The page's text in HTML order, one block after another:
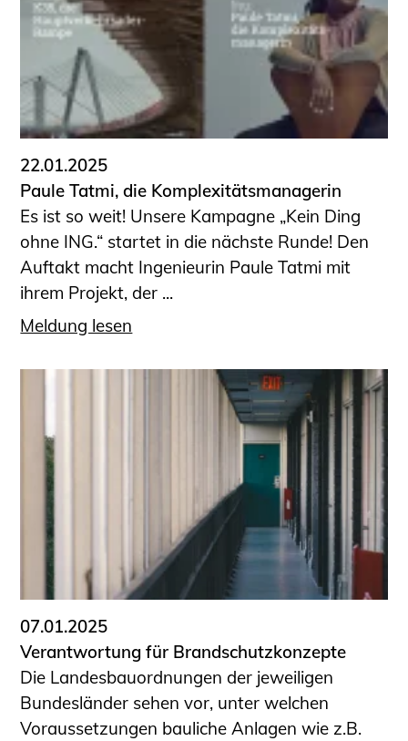
22.01.2025
Paule Tatmi, die Komplexitätsmanagerin
Es ist so weit! Unsere Kampagne „Kein Ding
ohne ING.“ startet in die nächste Runde! Den
Auftakt macht Ingenieurin Paule Tatmi mit
ihrem Projekt, der ...
Meldung lesen
07.01.2025
Verantwortung für Brandschutzkonzepte
Die Landesbauordnungen der jeweiligen
Bundesländer sehen vor, unter welchen
Voraussetzungen bauliche Anlagen wie z.B.